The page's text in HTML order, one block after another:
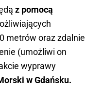
z pomocą
metrów oraz zdalnie
(umożliwi on
wyprawy
w Gdańsku.